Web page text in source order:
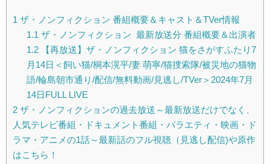
1 ザ・ノンフィクション 番組概要＆キャスト＆TVer情報
1.1 ザ・ノンフィクション 最新放送分 番組概要＆出演者
1.2【再放送】ザ・ノンフィクション 猫をさがすふたり7
月14日＜飼い猫/桐本滉平/妻 萌寧/猫捜索隊/被災地の猫物
語/輪島朝市通り/配信/無料動画/見逃し/TVer＞2024年7月
14日FULL LIVE
2 ザ・ノンフィクションの過去放送～最新放送だけでなく、
人気テレビ番組・ドキュメント番組・バラエティ・映画・ド
ラマ・アニメの1話～最新話のフル視聴（見逃し配信)や原作
はこちら！